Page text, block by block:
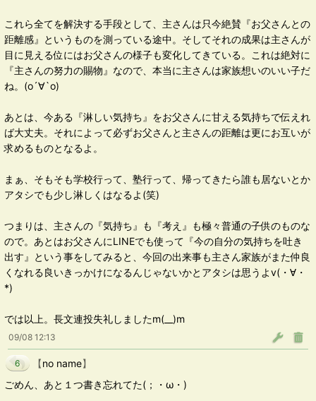
これら全てを解決する手段として、主さんは只今絶賛『お父さんとの
距離感』というものを測っている途中。そしてそれの成果は主さんが
目に見える位にはお父さんの様子も変化してきている。これは絶対に
『主さんの努力の賜物』なので、本当に主さんは家族想いのいい子だ
ね。(о´∀`о)
あとは、今ある『淋しい気持ち』をお父さんに甘える気持ちで伝えれ
ば大丈夫。それによって必ずお父さんと主さんの距離は更にお互いが
求めるものとなるよ。
まぁ、そもそも学校行って、塾行って、帰ってきたら誰も居ないとか
アタシでも少し淋しくはなるよ(笑)
つまりは、主さんの『気持ち』も『考え』も極々普通の子供のものな
ので。あとはお父さんにLINEでも使って『今の自分の気持ちを吐き
出す』という事をしてみると、今回の出来事も主さん家族がまた仲良
くなれる良いきっかけになるんじゃないかとアタシは思うよv(・∀・
*)
では以上。長文連投失礼しましたm(__)m
09/08 12:13
6 【no name】
ごめん、あと１つ書き忘れてた(；・ω・)